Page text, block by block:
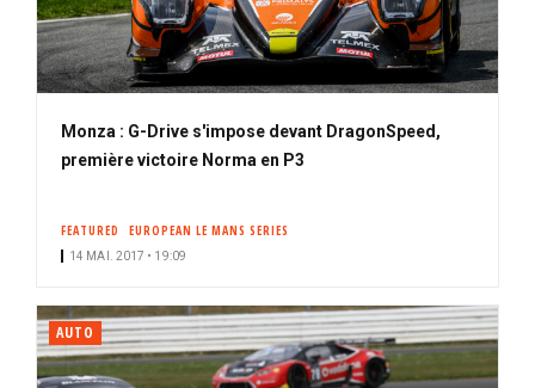
Monza : G-Drive s'impose devant DragonSpeed,
première victoire Norma en P3
FEATURED EUROPEAN LE MANS SERIES
14 MAI. 2017 • 19:09
AUTO